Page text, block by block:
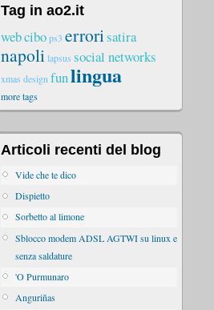
Tag in ao2.it
webcibops3 errorisatira
napolilapsus social networks
xmas design funlingua
more tags
Articoli recenti del blog
Vide che te dico
Dispietto
Sorbetto al limone
Sblocco modem ADSL AGTWI su linux e
senza saldature
'O Purmunaro
Anguriñas